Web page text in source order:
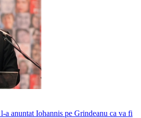
anuntat Iohannis pe Grindeanu ca va fi